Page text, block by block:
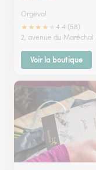
Orgeval
★★★★
4.4 (58)
2, avenue du Maréchal
Voir la boutique